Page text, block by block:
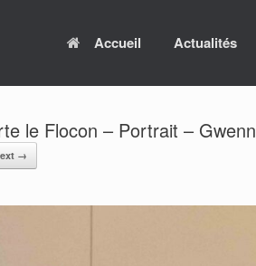
Accueil Actualités
le Flocon – Portrait – Gwenn
→